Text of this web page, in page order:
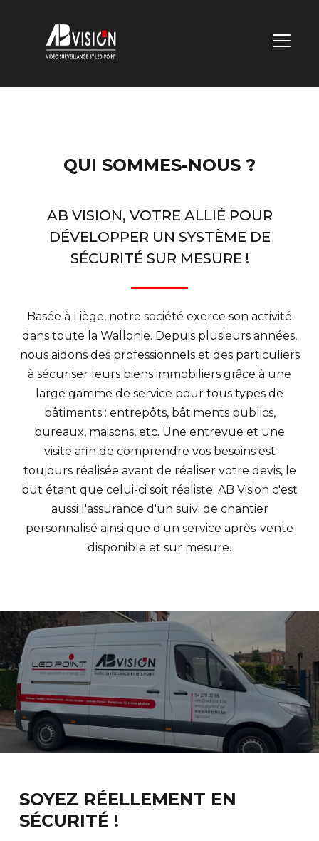
DE
QUI SOMMES-NOUS ?
AB VISION, VOTRE ALLIÉ POUR
DÉVELOPPER UN SYSTÈME DE
SÉCURITÉ SUR MESURE !
Basée à Liège, notre société exerce son activité
dans toute la Wallonie. Depuis plusieurs années,
nous aidons des professionnels et des particuliers
à sécuriser leurs biens immobiliers grâce à une
large gamme de service pour tous types de
bâtiments : entrepôts, bâtiments publics,
bureaux, maisons, etc. Une entrevue et une
visite afin de comprendre vos besoins est
toujours réalisée avant de réaliser votre devis, le
but étant que celui-ci soit réaliste. AB Vision c'est
aussi l'assurance d'un suivi de chantier
personnalisé ainsi que d'un service après-vente
disponible et sur mesure.
SOYEZ RÉELLEMENT EN
SÉCURITÉ !